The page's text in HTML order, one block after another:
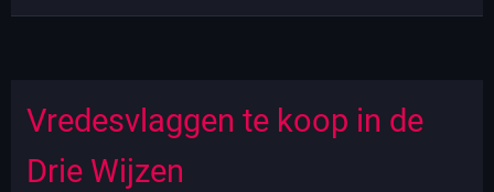
Vredesvlaggen te koop in de
Drie Wijzen